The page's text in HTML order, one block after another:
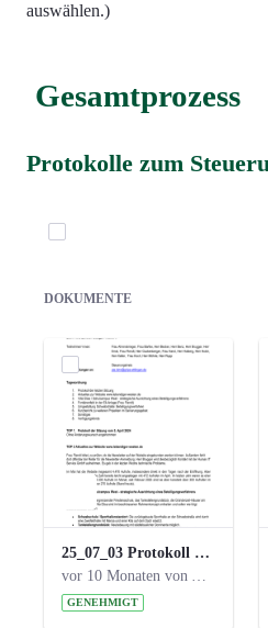
auswählen.)
Gesamtprozess
Protokolle zum
DOKUMENTE
25_07_03 Protokoll Steuerungskreis.pdf
vor 10 Monaten von Alexander Orlowski
GENEHMIGT